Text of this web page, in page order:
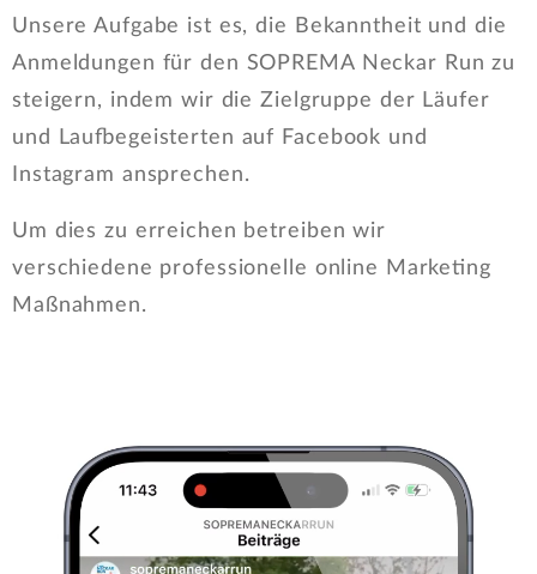
Unsere Aufgabe ist es, die Bekanntheit und die
Anmeldungen für den SOPREMA Neckar Run zu
steigern, indem wir die Zielgruppe der Läufer
und Laufbegeisterten auf Facebook und
Instagram ansprechen.
Um dies zu erreichen betreiben wir
verschiedene professionelle online Marketing
Maßnahmen.